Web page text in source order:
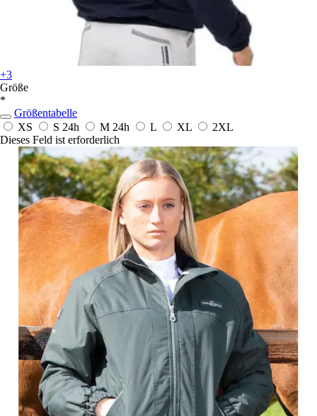
+3
Größe
*
Größentabelle
XS
S 24h M 24h L XL
2XL
Dieses Feld ist erforderlich